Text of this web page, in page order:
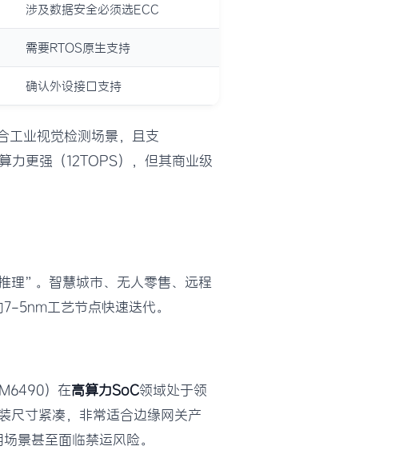
涉及数据安全必须选ECC
需要RTOS原生支持
确认外设接口支持
工业视觉检测场景，且支
更强（12TOPS），但其商业级
理”。智慧城市、无人零售、远程
7-5nm工艺节点快速迭代。
）在高算力SoC领域处于领
尺寸紧凑，非常适合边缘网关产
景甚至面临禁运风险。